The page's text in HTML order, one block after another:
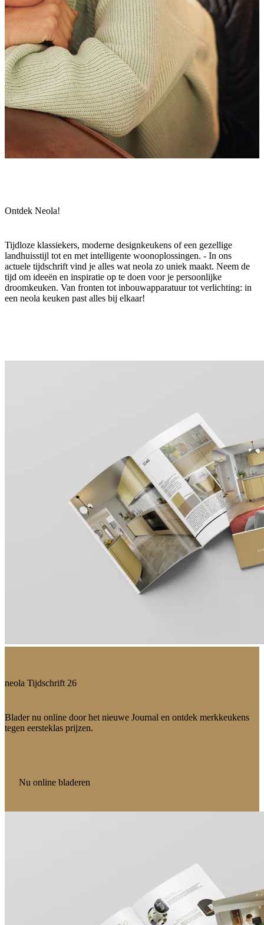
Ontdek Neola!
Tijdloze klassiekers, moderne designkeukens of een gezellige
landhuisstijl tot en met intelligente woonoplossingen. - In ons
actuele tijdschrift vind je alles wat neola zo uniek maakt. Neem de
tijd om ideeën en inspiratie op te doen voor je persoonlijke
droomkeuken. Van fronten tot inbouwapparatuur tot verlichting: in
een neola keuken past alles bij elkaar!
neola Tijdschrift 26
Blader nu online door het nieuwe Journal en ontdek merkkeukens
tegen eersteklas prijzen.
Nu online bladeren